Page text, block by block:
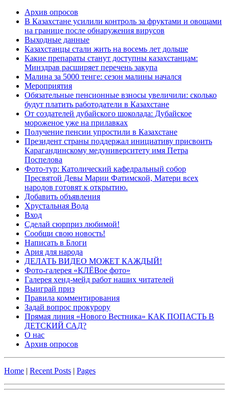
Архив опросов
В Казахстане усилили контроль за фруктами и овощами
на границе после обнаружения вирусов
Выходные данные
Казахстанцы стали жить на восемь лет дольше
Какие препараты станут доступны казахстанцам:
Минздрав расширяет перечень закупа
Малина за 5000 тенге: сезон малины начался
Мероприятия
Обязательные пенсионные взносы увеличили: сколько
будут платить работодатели в Казахстане
От создателей дубайского шоколада: Дубайское
мороженое уже на прилавках
Получение пенсии упростили в Казахстане
Президент страны поддержал инициативу присвоить
Карагандинскому медуниверситету имя Петра
Поспелова
Фото-тур: Католический кафедральный собор
Пресвятой Девы Марии Фатимской, Матери всех
народов готовят к открытию.
Добавить объявления
Хрустальная Вода
Вход
Сделай сюрприз любимой!
Сообщи свою новость!
Написать в Блоги
Ария для народа
ДЕЛАТЬ ВИДЕО МОЖЕТ КАЖДЫЙ!
Фото-галерея «КЛЁВое фото»
Галерея хенд-мейд работ наших читателей
Выиграй приз
Правила комментирования
Задай вопрос прокурору
Прямая линия «Нового Вестника» КАК ПОПАСТЬ В
ДЕТСКИЙ САД?
О нас
Архив опросов
Home | Recent Posts | Pages